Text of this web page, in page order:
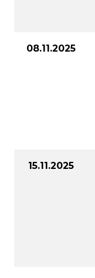
08.11.2025
15.11.2025